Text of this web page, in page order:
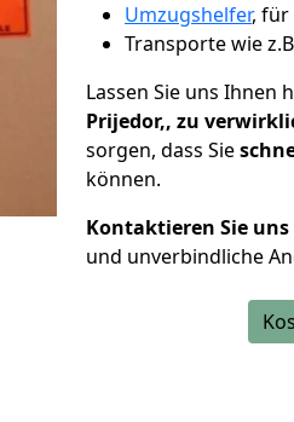
Umzugshelfer, für
Transporte wie
Lassen Sie uns Ihnen
Prijedor,, zu
sorgen, dass Sie
können.
Kontaktieren Sie
und unverbindliche